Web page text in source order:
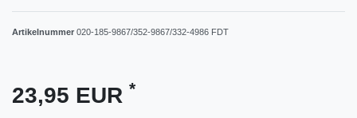
Artikelnummer 020-185-9867/352-9867/332-4986 FDT
23,95 EUR *